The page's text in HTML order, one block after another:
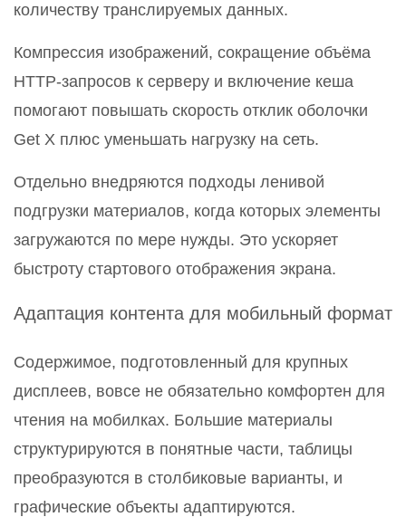
количеству транслируемых данных.
Компрессия изображений, сокращение объёма
HTTP-запросов к серверу и включение кеша
помогают повышать скорость отклик оболочки
Get X плюс уменьшать нагрузку на сеть.
Отдельно внедряются подходы ленивой
подгрузки материалов, когда которых элементы
загружаются по мере нужды. Это ускоряет
быстроту стартового отображения экрана.
Адаптация контента для мобильный формат
Содержимое, подготовленный для крупных
дисплеев, вовсе не обязательно комфортен для
чтения на мобилках. Большие материалы
структурируются в понятные части, таблицы
преобразуются в столбиковые варианты, и
графические объекты адаптируются.